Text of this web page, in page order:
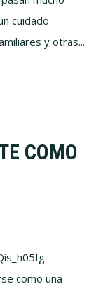
cuidado
y otras...
COMO
como una